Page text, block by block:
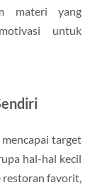
materi yang
untuk
target
hal-hal kecil
restoran favorit,